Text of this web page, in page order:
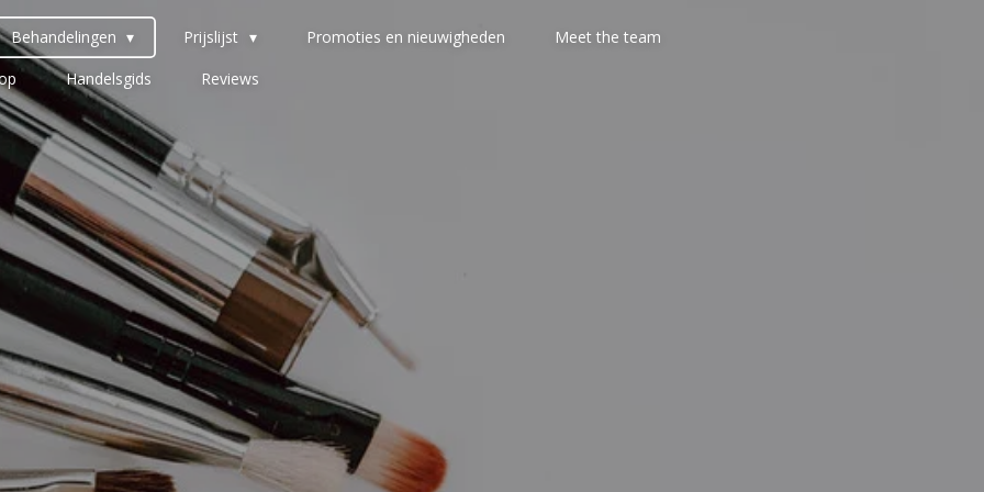
Behandelingen Prijslijst Promoties en nieuwigheden
Meet the team
Handelsgids Reviews